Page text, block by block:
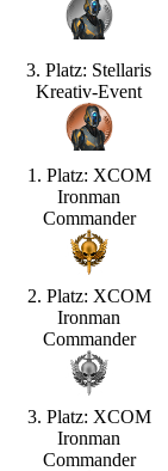
3. Platz: Stellaris
Kreativ-Event
1. Platz: XCOM
Ironman
Commander
2. Platz: XCOM
Ironman
Commander
3. Platz: XCOM
Ironman
Commander